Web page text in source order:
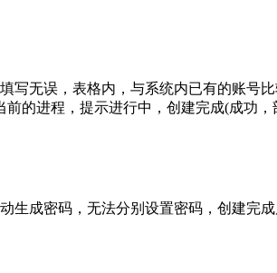
写无误，表格内，与系统内已有的账
的进程，提示进行中，创建完成(成功
生成密码，无法分别设置密码，创建完